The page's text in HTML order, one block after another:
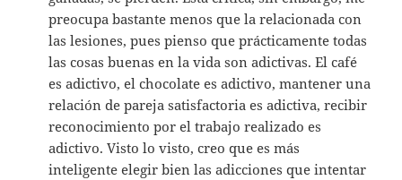
preocupa bastante menos que la relacionada con
las lesiones, pues pienso que prácticamente todas
las cosas buenas en la vida son adictivas. El café
es adictivo, el chocolate es adictivo, mantener una
relación de pareja satisfactoria es adictiva, recibir
reconocimiento por el trabajo realizado es
adictivo. Visto lo visto, creo que es más
inteligente elegir bien las adicciones que intentar